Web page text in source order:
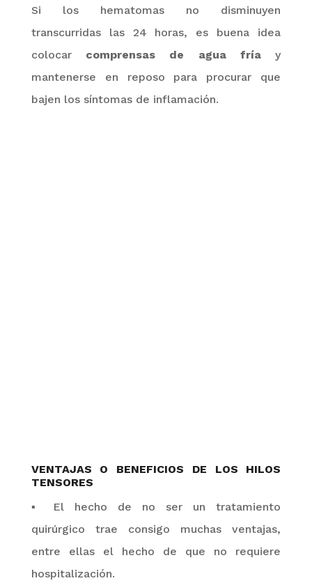
Si los hematomas no disminuyen
transcurridas las 24 horas, es buena idea
colocar comprensas de agua fría
y
mantenerse en reposo para procurar que
bajen los síntomas de inflamación.
VENTAJAS O BENEFICIOS DE LOS HILOS
TENSORES
▪
El hecho de no ser un tratamiento
quirúrgico trae consigo muchas ventajas,
entre ellas el hecho de que no requiere
hospitalización.